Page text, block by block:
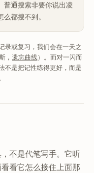
普通搜索非要你说出凌
都搜不到。
录或复习，我们会在一天之
， 遗忘曲线）。而对一闪而
不是把记性练得更好，而是
不是代笔写手。它听
看它怎么接住上面那